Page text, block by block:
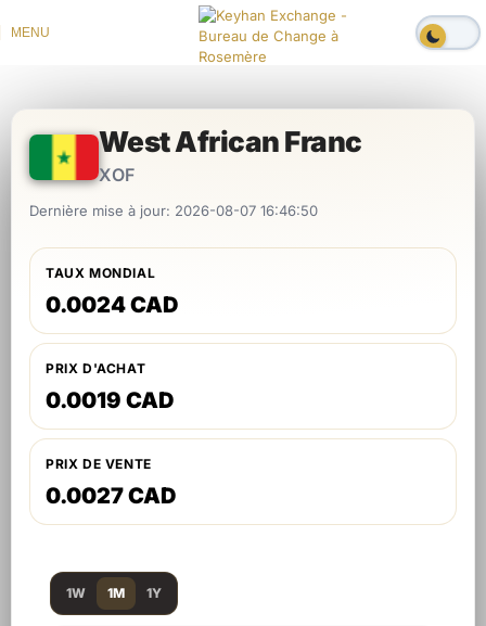
MENU
West African Franc
XOF
Dernière mise à jour: 2026-08-07 16:46:50
TAUX MONDIAL
0.0024 CAD
PRIX D'ACHAT
0.0019 CAD
PRIX DE VENTE
0.0027 CAD
1W 1M 1Y